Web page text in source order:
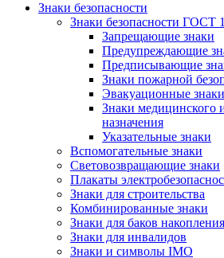
Знаки безопасности
Знаки безопасности ГОСТ
Запрещающие знаки
Предупреждающие
Предписывающие
Знаки пожарной
Эвакуационные знаки
Знаки медицинского
назначения
Указательные знаки
Вспомогательные знаки
Световозвращающие знаки
Плакаты
Знаки для строительства
Комбинированные знаки
Знаки для баков
Знаки для инвалидов
Знаки и символы IMO